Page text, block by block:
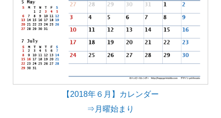
【2018年６月】カレンダー
⇒月曜始まり